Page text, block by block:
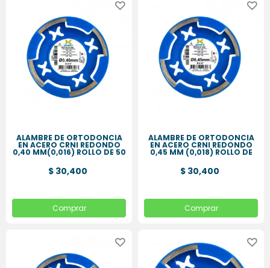
ALAMBRE DE ORTODONCIA
EN ACERO CRNI REDONDO
0,40 MM(0,016) ROLLO DE 50
GR
$ 30,400
Comprar
ALAMBRE DE ORTODONCIA
EN ACERO CRNI REDONDO
0,45 MM (0,018) ROLLO DE
50 GR
$ 30,400
Comprar